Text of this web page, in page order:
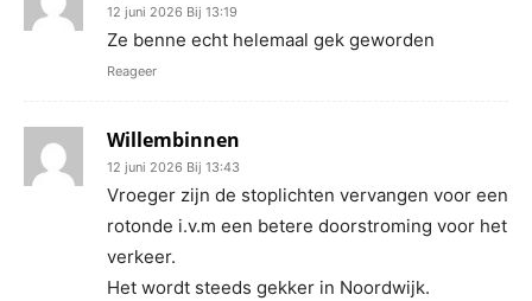
12 juni 2026 Bij 13:19
Ze benne echt helemaal gek geworden
Reageer
Willembinnen
12 juni 2026 Bij 13:43
Vroeger zijn de stoplichten vervangen voor een
rotonde i.v.m een betere doorstroming voor het
verkeer.
Het wordt steeds gekker in Noordwijk.